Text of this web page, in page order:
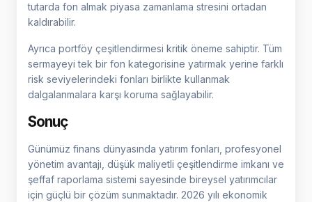
tutarda fon almak piyasa zamanlama stresini ortadan
kaldırabilir.
Ayrıca portföy çeşitlendirmesi kritik öneme sahiptir. Tüm
sermayeyi tek bir fon kategorisine yatırmak yerine farklı
risk seviyelerindeki fonları birlikte kullanmak
dalgalanmalara karşı koruma sağlayabilir.
Sonuç
Günümüz finans dünyasında yatırım fonları, profesyonel
yönetim avantajı, düşük maliyetli çeşitlendirme imkanı ve
şeffaf raporlama sistemi sayesinde bireysel yatırımcılar
için güçlü bir çözüm sunmaktadır. 2026 yılı ekonomik